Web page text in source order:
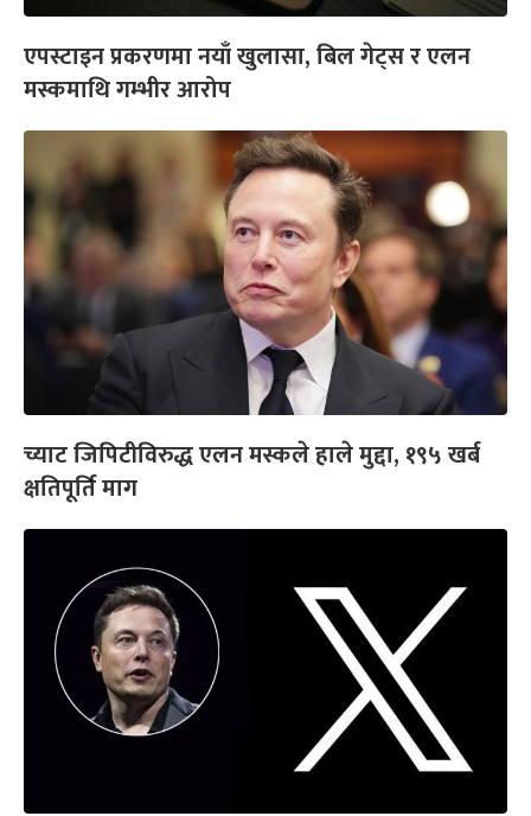
एपस्टाइन प्रकरणमा नयाँ खुलासा, बिल गेट्स र एलन
मस्कमाथि गम्भीर आरोप
च्याट जिपिटीविरुद्ध एलन मस्कले हाले मुद्दा, १९५ खर्ब
क्षतिपूर्ति माग